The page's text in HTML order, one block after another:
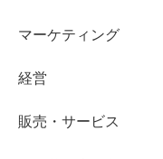
マーケティング
経営
販売・サービス